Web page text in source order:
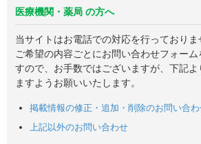
医療機関・薬局 の方へ
当サイトはお電話での対応を行っておりま
ご希望の内容ごとにお問い合わせフォーム
すので、お手数ではございますが、下記
ますようお願いいたします。
掲載情報の修正・追加・削除のお問い合
上記以外のお問い合わせ